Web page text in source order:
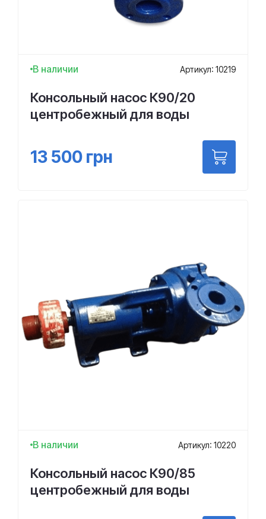
В наличии Артикул: 10219
Консольный насос К90/20
центробежный для воды
13 500 грн
В наличии Артикул: 10220
Консольный насос К90/85
центробежный для воды